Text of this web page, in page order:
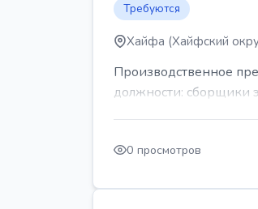
Требуются
Хайфа (Хайфский
Производственное
должности: сборщики
0 просмотров